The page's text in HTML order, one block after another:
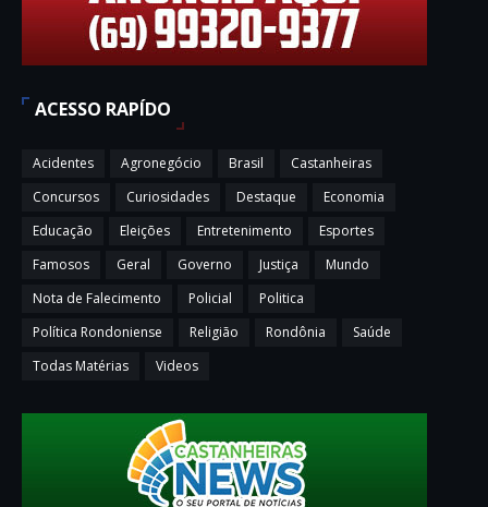
ACESSO RAPÍDO
Acidentes Agronegócio Brasil
Castanheiras
Concursos
Curiosidades Destaque
Economia
Educação
Eleições Entretenimento
Esportes
Famosos
Geral Governo Justiça
Mundo
Nota de Falecimento
Policial
Politica
Política Rondoniense
Religião Rondônia
Saúde
Todas Matérias
Videos